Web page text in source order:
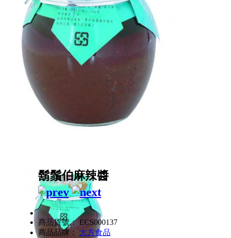
鬍鬚伯麻辣醬
商品貨號： ECS000137
商品品牌： 大方食品